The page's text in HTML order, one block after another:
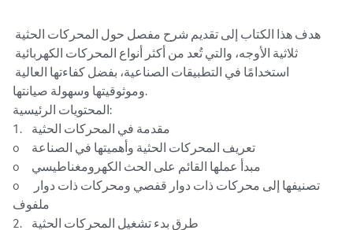
هدف هذا الكتاب إلى تقديم شرح مفصل حول المحركات الحثية
ثلاثية الأوجه، والتي تُعد من أكثر أنواع المحركات الكهربائية
استخدامًا في التطبيقات الصناعية، بفضل كفاءتها العالية
وموثوقيتها وسهولة صيانتها.
المحتويات الرئيسية:
1.	مقدمة في المحركات الحثية
o	تعريف المحركات الحثية وأهميتها في الصناعة
o	مبدأ عملها القائم على الحث الكهرومغناطيسي
o	تصنيفها إلى محركات ذات دوار قفصي ومحركات ذات دوار
ملفوف
2.	طرق بدء تشغيل المحركات الحثية